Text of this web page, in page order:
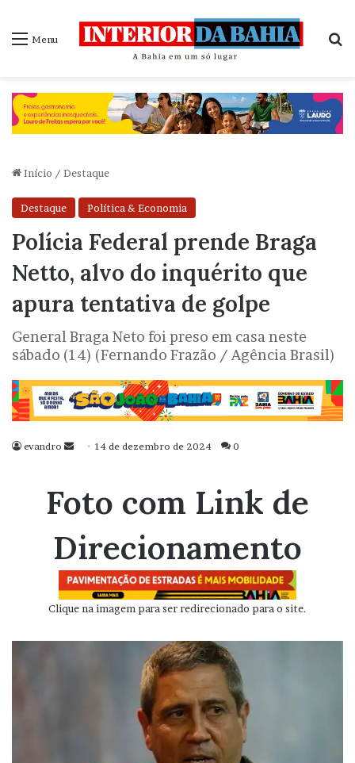
Menu
Início / Destaque
Destaque Política & Economia
Polícia Federal prende Braga
Netto, alvo do inquérito que
apura tentativa de golpe
General Braga Neto foi preso em casa neste
sábado (14) (Fernando Frazão / Agência Brasil)
evandro
Mande
mail
14 de dezembro de 2024 0
Foto com Link de
Direcionamento
Clique na imagem para ser redirecionado para o site.